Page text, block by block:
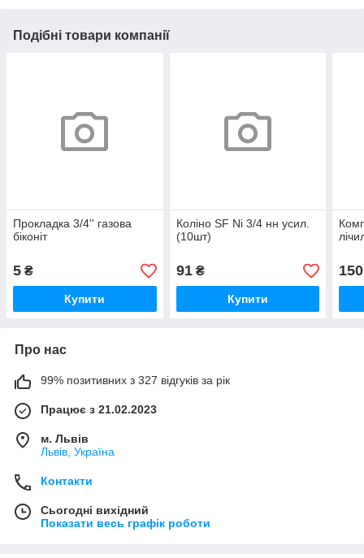
Подібні товари компанії
Прокладка 3/4'' газова
біконіт
5 ₴
Купити
Коліно SF Ni 3/4 нн усил.
(10шт)
91₴
Купити
150
Про нас
99% позитивних з 327 відгуків за рік
Працює з 21.02.2023
м. Львів
Львів, Україна
Контакти
Сьогодні вихідний
Показати весь графік роботи